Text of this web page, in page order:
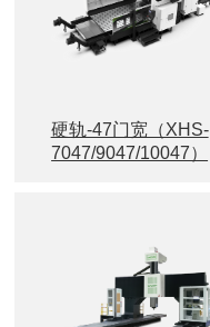
硬轨-47门宽（XHS-
7047/9047/10047）